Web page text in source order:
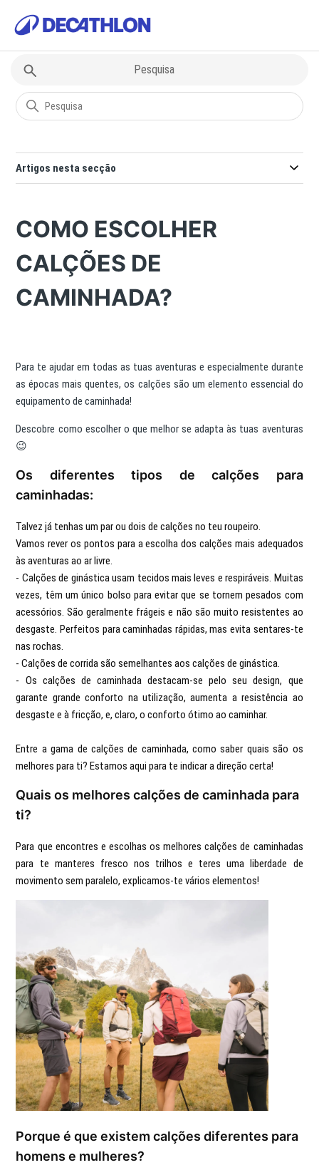
Decathlon Questões sobre Desportos
Artigos nesta secção
COMO ESCOLHER
CALÇÕES DE
CAMINHADA?
Para te ajudar em todas as tuas aventuras e especialmente durante
as épocas mais quentes, os calções são um elemento essencial do
equipamento de caminhada!
Descobre como escolher o que melhor se adapta às tuas aventuras
😉
Os diferentes tipos de calções para
caminhadas:
Talvez já tenhas um par ou dois de calções no teu roupeiro.
Vamos rever os pontos para a escolha dos calções mais adequados
às aventuras ao ar livre.
- Calções de ginástica usam tecidos mais leves e respiráveis. Muitas
vezes, têm um único bolso para evitar que se tornem pesados com
acessórios. São geralmente frágeis e não são muito resistentes ao
desgaste. Perfeitos para caminhadas rápidas, mas evita sentares-te
nas rochas.
- Calções de corrida são semelhantes aos calções de ginástica.
- Os calções de caminhada destacam-se pelo seu design, que
garante grande conforto na utilização, aumenta a resistência ao
desgaste e à fricção, e, claro, o conforto ótimo ao caminhar.
Entre a gama de calções de caminhada, como saber quais são os
melhores para ti? Estamos aqui para te indicar a direção certa!
Quais os melhores calções de caminhada para
ti?
Para que encontres e escolhas os melhores calções de caminhadas
para te manteres fresco nos trilhos e teres uma liberdade de
movimento sem paralelo, explicamos-te vários elementos!
Porque é que existem calções diferentes para
homens e mulheres?